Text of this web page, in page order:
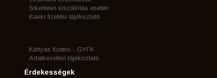
Sikertelen kiszállítás esetén
Banki fizetési tájékoztató
Kártyás fizetés - GYFK
Adatkezelési tájékoztató
Érdekességek